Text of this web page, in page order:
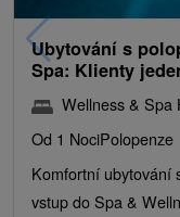
Ubytování s
Spa: Klienty
Wellness & Spa
Od 1 NociPolopenze
Komfortní ubytování
vstup do Spa &